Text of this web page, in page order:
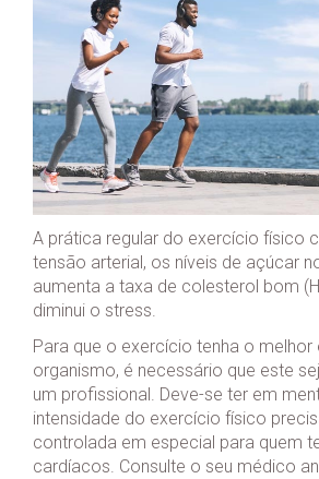
A prática regular do exercício físico
tensão arterial, os níveis de açúcar
aumenta a taxa de colesterol bom
diminui o stress.
Para que o exercício tenha o melhor
organismo, é necessário que este
um profissional. Deve-se ter em
intensidade do exercício físico
controlada em especial para quem
cardíacos. Consulte o seu médico